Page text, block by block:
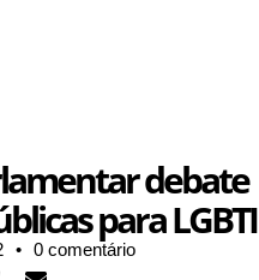
debate
para LGBTI
• 0 comentário